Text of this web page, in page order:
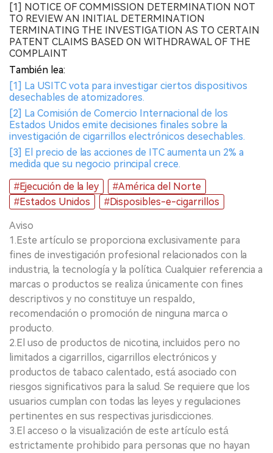
[1] NOTICE OF COMMISSION DETERMINATION NOT
TO REVIEW AN INITIAL DETERMINATION
TERMINATING THE INVESTIGATION AS TO CERTAIN
PATENT CLAIMS BASED ON WITHDRAWAL OF THE
COMPLAINT
También lea:
[1] La USITC vota para investigar ciertos dispositivos
desechables de atomizadores.
[2] La Comisión de Comercio Internacional de los
Estados Unidos emite decisiones finales sobre la
investigación de cigarrillos electrónicos desechables.
[3] El precio de las acciones de ITC aumenta un 2% a
medida que su negocio principal crece.
#Ejecución de la ley
#América del Norte
#Estados Unidos
#Disposibles-e-cigarrillos
Aviso
1.Este artículo se proporciona exclusivamente para
fines de investigación profesional relacionados con la
industria, la tecnología y la política. Cualquier referencia a
marcas o productos se realiza únicamente con fines
descriptivos y no constituye un respaldo,
recomendación o promoción de ninguna marca o
producto.
2.El uso de productos de nicotina, incluidos pero no
limitados a cigarrillos, cigarrillos electrónicos y
productos de tabaco calentado, está asociado con
riesgos significativos para la salud. Se requiere que los
usuarios cumplan con todas las leyes y regulaciones
pertinentes en sus respectivas jurisdicciones.
3.El acceso o la visualización de este artículo está
estrictamente prohibido para personas que no hayan